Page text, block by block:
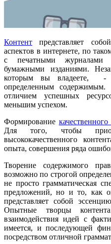
Контент представляет
аспектов в интернете, по
с печатными журналами
бумажными изданиями.
которым вы владеете, -
определенным содержимым.
отличием успешных
меньшим успехом.
Формирование качественного
Для того, чтобы
высококачественного
опыта, совершения ряда
Творение содержимого
возможно по строгой
не просто грамматическая
предложений, но и то, как
представляет собой
Опытные творцы
взаимодействия идей с
имеется, и последующей
посредством отличной